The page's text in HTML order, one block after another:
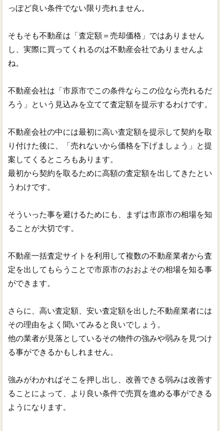
っぽど良い条件でない限り売れません。
そもそも不動産は「査定額＝売却価格」ではありません
し、実際に買ってくれるのは不動産会社でありませんよ
ね。
不動産会社は「市原市でこの条件ならこの位なら売れるだ
ろう」という見込みを立てて査定額を提示するわけです。
不動産会社の中には最初に高い査定額を提示して契約を取
り付けた後に、「売れないから価格を下げましょう」と提
案してくるところもあります。
最初から契約を取るために高額の査定額を出してきたとい
うわけです。
そういった事を避けるためにも、まずは市原市の相場を知
ることが大切です。
不動産一括査定サイトを利用して複数の不動産業者から査
定を出してもらうことで市原市のおおよその相場を知る事
ができます。
さらに、高い査定額、安い査定額を出した不動産業者には
その理由をよく聞いてみると良いでしょう。
他の業者が見落としているその物件の強みや弱みを見つけ
る事ができるかもしれません。
強みがわかればそこを押し出し、改善できる弱みは改善す
ることによって、より良い条件で売買を進める事ができる
ようになります。